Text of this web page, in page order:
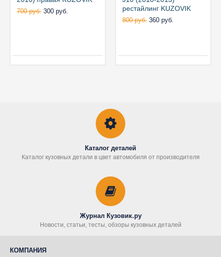
700 руб. 300 руб.
рестайлинг KUZOVIK
800 руб. 360 руб.
Каталог деталей
Каталог кузовных детали в цвет автомобиля от производителя
Журнал Кузовик.ру
Новости, статьи, тесты, обзоры кузовных деталей
КОМПАНИЯ